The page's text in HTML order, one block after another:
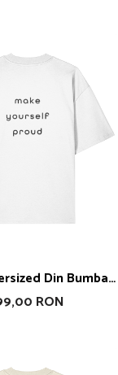
Yourself Proud
RON